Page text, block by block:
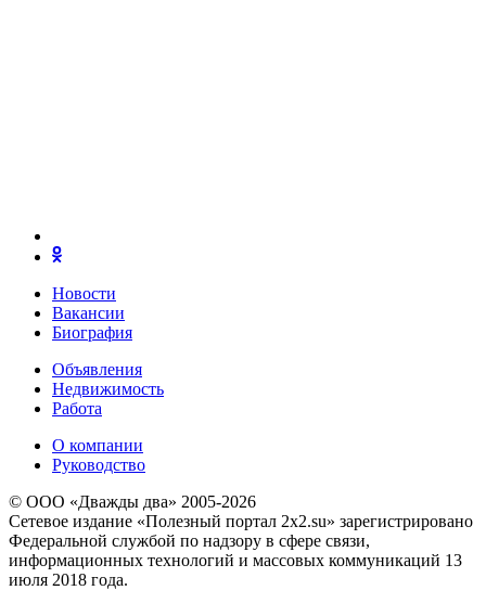
Новости
Вакансии
Биография
Объявления
Недвижимость
Работа
О компании
Руководство
© ООО «Дважды два» 2005-2026
Сетевое издание «Полезный портал 2x2.su» зарегистрировано
Федеральной службой по надзору в сфере связи,
информационных технологий и массовых коммуникаций 13
июля 2018 года.